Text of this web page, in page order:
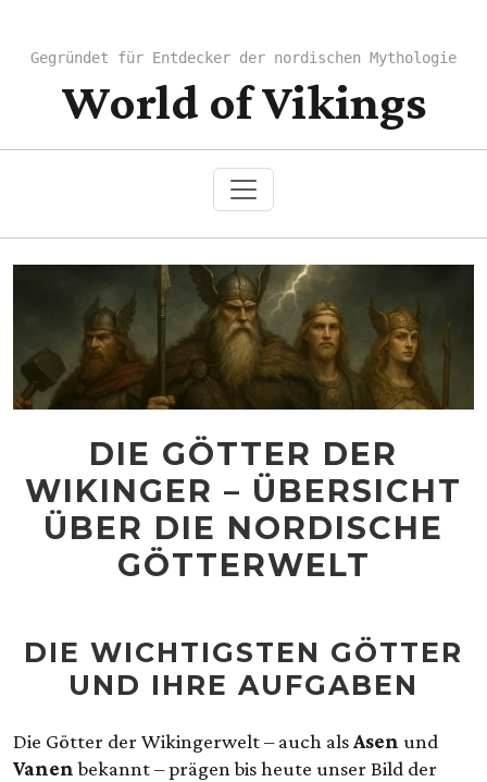
Gegründet für Entdecker der nordischen Mythologie
World of Vikings
DIE GÖTTER DER
WIKINGER – ÜBERSICHT
ÜBER DIE NORDISCHE
GÖTTERWELT
DIE WICHTIGSTEN GÖTTER
UND IHRE AUFGABEN
Die Götter der Wikingerwelt – auch alsAsen und
Vanen bekannt – prägen bis heute unser Bild der